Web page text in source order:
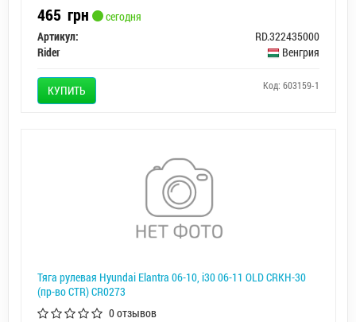
465 грн
сегодня
Артикул:
RD.322435000
Rider
Венгрия
КУПИТЬ Код: 603159-1
Тяга рулевая Hyundai Elantra 06-10, i30 06-11 OLD CRKH-30
(пр-во CTR) CR0273
0 отзывов